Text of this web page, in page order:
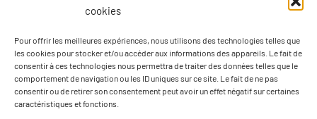
cookies
Pour offrir les meilleures expériences, nous utilisons des technologies telles que
les cookies pour stocker et/ou accéder aux informations des appareils. Le fait de
consentir à ces technologies nous permettra de traiter des données telles que le
comportement de navigation ou les ID uniques sur ce site. Le fait de ne pas
consentir ou de retirer son consentement peut avoir un effet négatif sur certaines
caractéristiques et fonctions.
Football/ Cyclisme/Tous les sports/Jeux olympiques/Rugby/
Basket-ball/Sports US/Boxe/Tennis/Bateaux/Formule 1/
Moto/Natation/Sports d'hiver/Marathon/Trail/Automobile
Baseball/Golf/Athlétisme